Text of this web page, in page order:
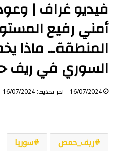
فيديو غراف |
أمني رفيع
المنطقة… ماذا
السوري في ريف
16/07/2024 آخر تحديث: 16/07/2024
ريف_حمص سوريا